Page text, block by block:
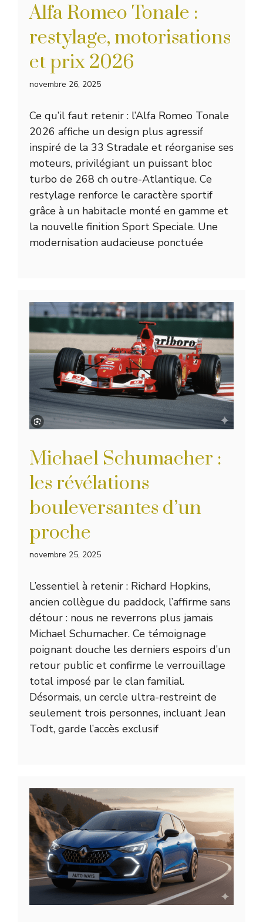
Alfa Romeo Tonale :
restylage, motorisations
et prix 2026
novembre 26, 2025
Ce qu’il faut retenir : l’Alfa Romeo Tonale
2026 affiche un design plus agressif
inspiré de la 33 Stradale et réorganise ses
moteurs, privilégiant un puissant bloc
turbo de 268 ch outre-Atlantique. Ce
restylage renforce le caractère sportif
grâce à un habitacle monté en gamme et
la nouvelle finition Sport Speciale. Une
modernisation audacieuse ponctuée
Michael Schumacher :
les révélations
bouleversantes d’un
proche
novembre 25, 2025
L’essentiel à retenir : Richard Hopkins,
ancien collègue du paddock, l’affirme sans
détour : nous ne reverrons plus jamais
Michael Schumacher. Ce témoignage
poignant douche les derniers espoirs d’un
retour public et confirme le verrouillage
total imposé par le clan familial.
Désormais, un cercle ultra-restreint de
seulement trois personnes, incluant Jean
Todt, garde l’accès exclusif